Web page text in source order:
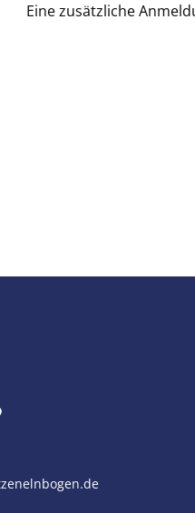
Eine zusätzliche